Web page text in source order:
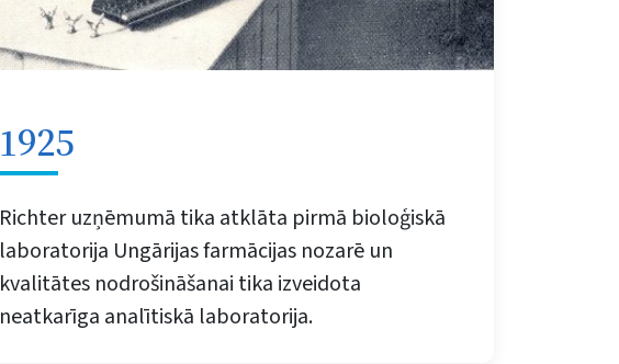
1925
Richter uzņēmumā tika atklāta pirmā bioloģiskā
laboratorija Ungārijas farmācijas nozarē un
kvalitātes nodrošināšanai tika izveidota
neatkarīga analītiskā laboratorija.